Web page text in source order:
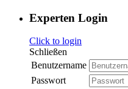
Experten Login
Click to login
Schließen
Benutzername
Passwort